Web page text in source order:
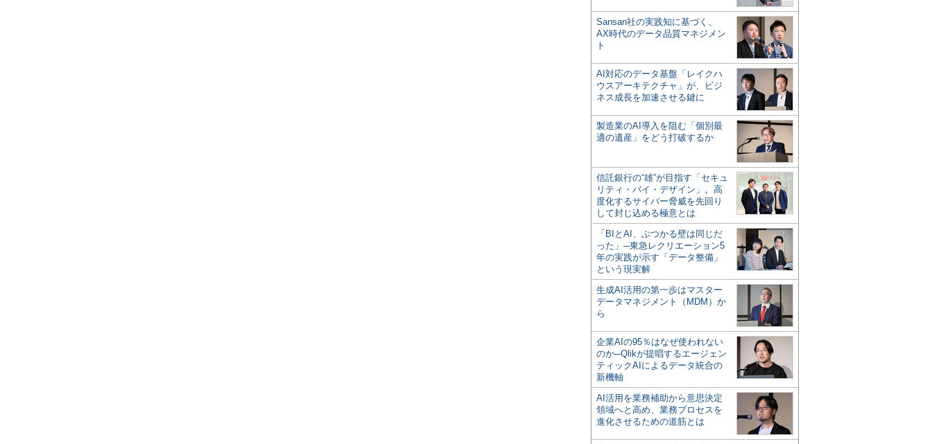
Sansan社の実践知に基づく、
AX時代のデータ品質マネジメン
ト
AI対応のデータ基盤「レイクハ
ウスアーキテクチャ」が、ビジ
ネス成長を加速させる鍵に
製造業のAI導入を阻む「個別最
適の遺産」をどう打破するか
信託銀行の“雄”が目指す「セキュ
リティ・バイ・デザイン」。高
度化するサイバー脅威を先回り
して封じ込める極意とは
「BIとAI、ぶつかる壁は同じだ
った」─東急レクリエーション5
年の実践が示す「データ整備」
という現実解
生成AI活用の第一歩はマスター
データマネジメント（MDM）か
ら
企業AIの95％はなぜ使われない
のか─Qlikが提唱するエージェン
ティックAIによるデータ統合の
新機軸
AI活用を業務補助から意思決定
領域へと高め、業務プロセスを
進化させるための道筋とは